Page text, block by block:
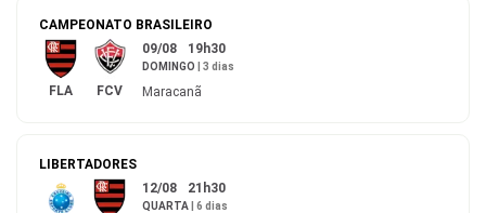
CAMPEONATO BRASILEIRO
FLA FCV
09/08 19h30
DOMINGO 3 dias
Maracanã
LIBERTADORES
12/08 21h30
QUARTA 6 dias